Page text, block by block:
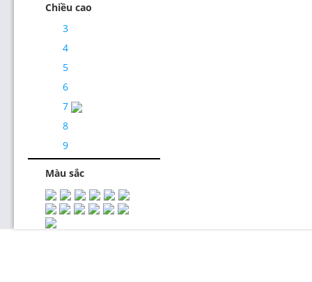
Chiều cao
3
4
5
6
7
8
9
Màu sắc